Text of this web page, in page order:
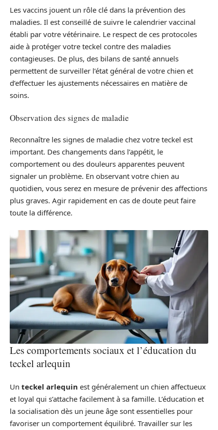
Les vaccins jouent un rôle clé dans la prévention des
maladies. Il est conseillé de suivre le calendrier vaccinal
établi par votre vétérinaire. Le respect de ces protocoles
aide à protéger votre teckel contre des maladies
contagieuses. De plus, des bilans de santé annuels
permettent de surveiller l’état général de votre chien et
d’effectuer les ajustements nécessaires en matière de
soins.
Observation des signes de maladie
Reconnaître les signes de maladie chez votre teckel est
important. Des changements dans l’appétit, le
comportement ou des douleurs apparentes peuvent
signaler un problème. En observant votre chien au
quotidien, vous serez en mesure de prévenir des affections
plus graves. Agir rapidement en cas de doute peut faire
toute la différence.
Les comportements sociaux et l’éducation du
teckel arlequin
Un teckel arlequin est généralement un chien affectueux
et loyal qui s’attache facilement à sa famille. L’éducation et
la socialisation dès un jeune âge sont essentielles pour
favoriser un comportement équilibré. Travailler sur les